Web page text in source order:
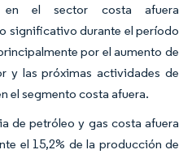
en el sector costa afuera
significativo durante el período
por el aumento de
y las próximas actividades de
el segmento costa afuera.
de petróleo y gas costa afuera
el 15,2% de la producción de